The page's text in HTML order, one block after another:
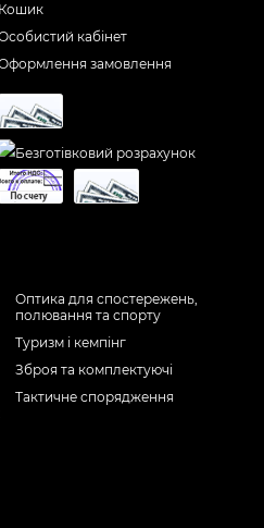
Кошик
кабінет
замовлення
Оптика для спостережень,
полювання та спорту
Туризм і кемпінг
Зброя та комплектуючі
Тактичне спорядження